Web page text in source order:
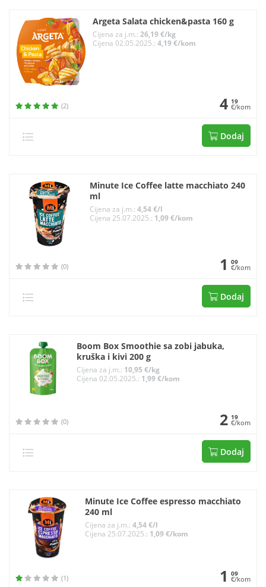
Argeta Salata chicken&pasta 160 g
Cijena za j.m.: 26,19 €/kg
Cijena 02.05.2025.: 4,19 €/kom
(2) 4 19
€/kom
Dodaj
Minute Ice Coffee latte macchiato 240
ml
Cijena za j.m.: 4,54 €/l
Cijena 25.07.2025.: 1,09 €/kom
(0) 1 09
€/kom
Dodaj
Boom Box Smoothie sa zobi jabuka,
kruška i kivi 200 g
Cijena za j.m.: 10,95 €/kg
Cijena 02.05.2025.: 1,99 €/kom
(0) 2 19
€/kom
Dodaj
Minute Ice Coffee espresso macchiato
240 ml
Cijena za j.m.: 4,54 €/l
Cijena 25.07.2025.: 1,09 €/kom
(1) 1 09
€/kom